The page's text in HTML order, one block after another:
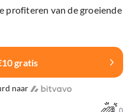
profiteren van de groeiende
gratis
naar